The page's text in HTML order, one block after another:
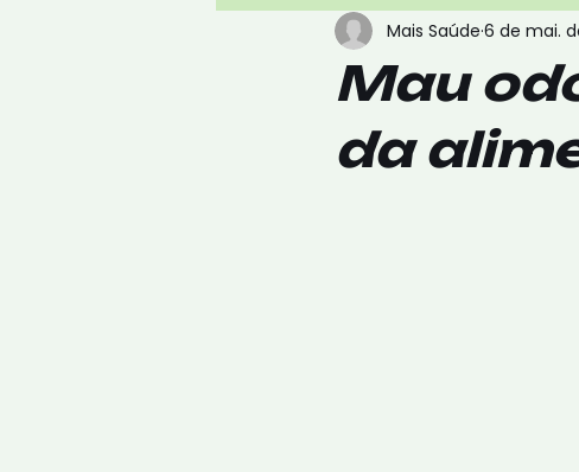
Corpo Humano Coronavírus
Mau
da
Mais Saúde 6 de mai.